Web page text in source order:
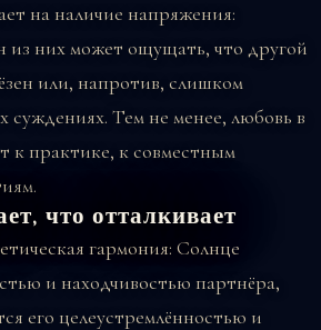
на наличие напряжения:
из них может ощущать, что другой
или, напротив, слишком
суждениях. Тем не менее, любовь в
к практике, к совместным
что отталкивает
гармония: Солнце
и находчивостью партнёра,
его целеустремлённостью и